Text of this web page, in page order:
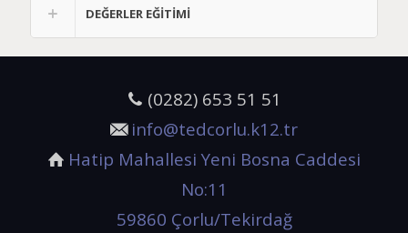
DEĞERLER EĞİTİMİ
(0282) 653 51 51
info@tedcorlu.k12.tr
Hatip Mahallesi Yeni Bosna Caddesi
No:11
59860 Çorlu/Tekirdağ